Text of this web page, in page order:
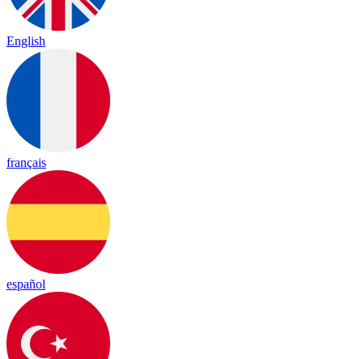
English
français
español